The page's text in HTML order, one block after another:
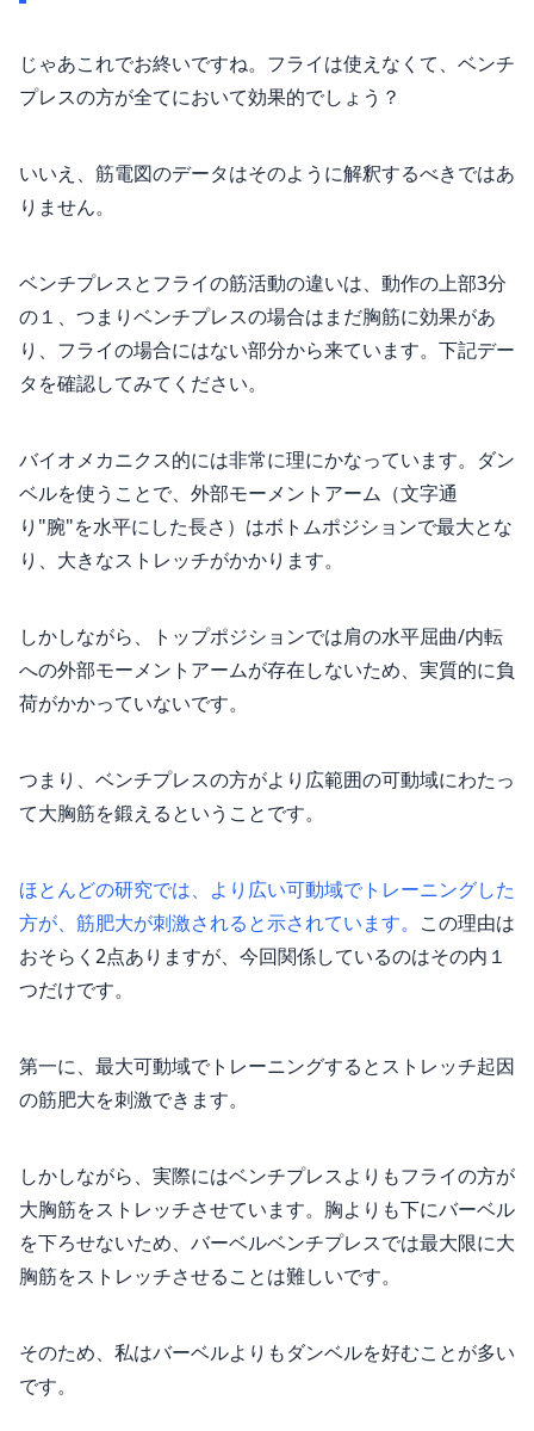
じゃあこれでお終いですね。フライは使えなくて、ベンチ
プレスの方が全てにおいて効果的でしょう？
いいえ、筋電図のデータはそのように解釈するべきではあ
りません。
ベンチプレスとフライの筋活動の違いは、動作の上部3分
の１、つまりベンチプレスの場合はまだ胸筋に効果があ
り、フライの場合にはない部分から来ています。下記デー
タを確認してみてください。
バイオメカニクス的には非常に理にかなっています。ダン
ベルを使うことで、外部モーメントアーム（文字通
り"腕"を水平にした長さ）はボトムポジションで最大とな
り、大きなストレッチがかかります。
しかしながら、トップポジションでは肩の水平屈曲/内転
への外部モーメントアームが存在しないため、実質的に負
荷がかかっていないです。
つまり、ベンチプレスの方がより広範囲の可動域にわたっ
て大胸筋を鍛えるということです。
ほとんどの研究では、より広い可動域でトレーニングした
方が、筋肥大が刺激されると示されています。 この理由は
おそらく2点ありますが、今回関係しているのはその内１
つだけです。
第一に、最大可動域でトレーニングするとストレッチ起因
の筋肥大を刺激できます。
しかしながら、実際にはベンチプレスよりもフライの方が
大胸筋をストレッチさせています。胸よりも下にバーベル
を下ろせないため、バーベルベンチプレスでは最大限に大
胸筋をストレッチさせることは難しいです。
そのため、私はバーベルよりもダンベルを好むことが多い
です。